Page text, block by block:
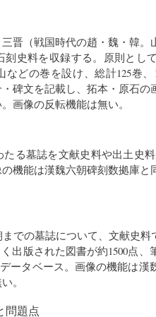
晋（戦国時代の趙・魏・韓。
刻史料を収録する。原則とし
どの巻を設け、総計125巻
碑文を記載し、拓本・原石
画像の反転機能は無い。
る墓誌を文献史料や出土史
機能は漢魏六朝碑刻数拠庫
での墓誌について、文献史料
出版された図書が約1500点
ータベース。画像の機能は
。
問題点